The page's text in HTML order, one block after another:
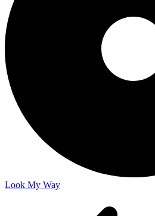
Look My Way